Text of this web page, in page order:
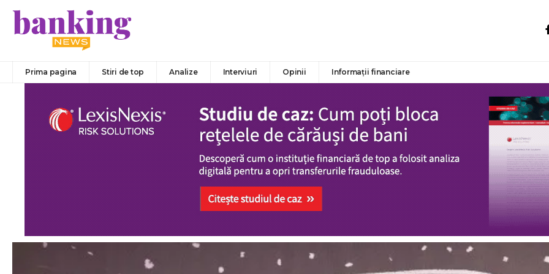
Prima pagina Stiri de top Analize Interviuri Opinii Informații financiare